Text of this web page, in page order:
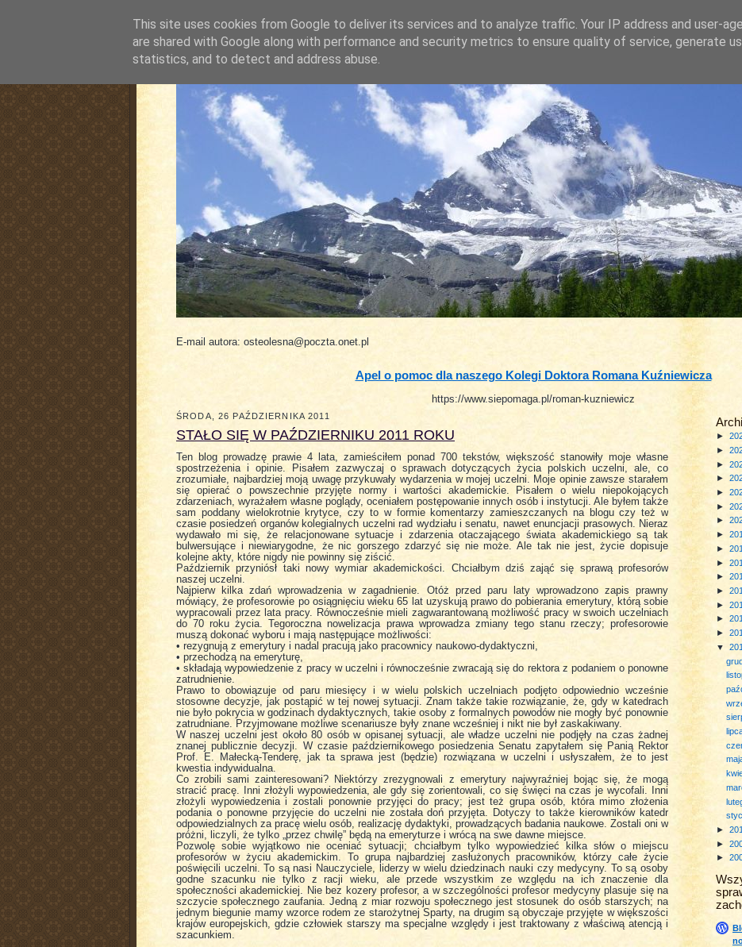
pluskiewicz.blogspot.com
E-mail autora: osteolesna@poczta.onet.pl
Apel o pomoc dla naszego Kolegi Doktora Romana Kuźniewicza
https://www.siepomaga.pl/roman-kuzniewicz
►
►
►
►
►
►
►
►
►
►
►
►
►
►
►
▼
►
►
►
ŚRODA, 26 PAŹDZIERNIKA 2011
STAŁO SIĘ W PAŹDZIERNIKU 2011 ROKU
Ten blog prowadzę prawie 4 lata, zamieściłem ponad 700 tekstów, większość stanowiły moje własne
spostrzeżenia i opinie. Pisałem zazwyczaj o sprawach dotyczących życia polskich uczelni, ale, co
zrozumiałe, najbardziej moją uwagę przykuwały wydarzenia w mojej uczelni. Moje opinie zawsze starałem
się opierać o powszechnie przyjęte normy i wartości akademickie. Pisałem o wielu niepokojących
zdarzeniach, wyrażałem własne poglądy, oceniałem postępowanie innych osób i instytucji. Ale byłem także
sam poddany wielokrotnie krytyce, czy to w formie komentarzy zamieszczanych na blogu czy też w
czasie posiedzeń organów kolegialnych uczelni rad wydziału i senatu, nawet enuncjacji prasowych. Nieraz
wydawało mi się, że relacjonowane sytuacje i zdarzenia otaczającego świata akademickiego są tak
bulwersujące i niewiarygodne, że nic gorszego zdarzyć się nie może. Ale tak nie jest, życie dopisuje
kolejne akty, które nigdy nie powinny się ziścić.
Październik przyniósł taki nowy wymiar akademickości. Chciałbym dziś zająć się sprawą profesorów
naszej uczelni.
Najpierw kilka zdań wprowadzenia w zagadnienie. Otóż przed paru laty wprowadzono zapis prawny
mówiący, że profesorowie po osiągnięciu wieku 65 lat uzyskują prawo do pobierania emerytury, którą sobie
wypracowali przez lata pracy. Równocześnie mieli zagwarantowaną możliwość pracy w swoich uczelniach
do 70 roku życia. Tegoroczna nowelizacja prawa wprowadza zmiany tego stanu rzeczy; profesorowie
muszą dokonać wyboru i mają następujące możliwości:
• rezygnują z emerytury i nadal pracują jako pracownicy naukowo-dydaktyczni,
• przechodzą na emeryturę,
• składają wypowiedzenie z pracy w uczelni i równocześnie zwracają się do rektora z podaniem o ponowne
zatrudnienie.
Prawo to obowiązuje od paru miesięcy i w wielu polskich uczelniach podjęto odpowiednio wcześnie
stosowne decyzje, jak postąpić w tej nowej sytuacji. Znam także takie rozwiązanie, że, gdy w katedrach
nie było pokrycia w godzinach dydaktycznych, takie osoby z formalnych powodów nie mogły być ponownie
zatrudniane. Przyjmowane możliwe scenariusze były znane wcześniej i nikt nie był zaskakiwany.
W naszej uczelni jest około 80 osób w opisanej sytuacji, ale władze uczelni nie podjęły na czas żadnej
znanej publicznie decyzji. W czasie październikowego posiedzenia Senatu zapytałem się Panią Rektor
Prof. E. Małecką-Tenderę, jak ta sprawa jest (będzie) rozwiązana w uczelni i usłyszałem, że to jest
kwestia indywidualna.
Co zrobili sami zainteresowani? Niektórzy zrezygnowali z emerytury najwyraźniej bojąc się, że mogą
stracić pracę. Inni złożyli wypowiedzenia, ale gdy się zorientowali, co się święci na czas je wycofali. Inni
złożyli wypowiedzenia i zostali ponownie przyjęci do pracy; jest też grupa osób, która mimo złożenia
podania o ponowne przyjęcie do uczelni nie została doń przyjęta. Dotyczy to także kierowników katedr
odpowiedzialnych za pracę wielu osób, realizację dydaktyki, prowadzących badania naukowe. Zostali oni w
próżni, liczyli, że tylko „przez chwilę” będą na emeryturze i wrócą na swe dawne miejsce.
Pozwolę sobie wyjątkowo nie oceniać sytuacji; chciałbym tylko wypowiedzieć kilka słów o miejscu
profesorów w życiu akademickim. To grupa najbardziej zasłużonych pracowników, którzy całe życie
poświęcili uczelni. To są nasi Nauczyciele, liderzy w wielu dziedzinach nauki czy medycyny. To są osoby
godne szacunku nie tylko z racji wieku, ale przede wszystkim ze względu na ich znaczenie dla
społeczności akademickiej. Nie bez kozery profesor, a w szczególności profesor medycyny plasuje się na
szczycie społecznego zaufania. Jedną z miar rozwoju społecznego jest stosunek do osób starszych; na
jednym biegunie mamy wzorce rodem ze starożytnej Sparty, na drugim są obyczaje przyjęte w większości
krajów europejskich, gdzie człowiek starszy ma specjalne względy i jest traktowany z właściwą atencją i
szacunkiem.
This site uses cookies from Google to deliver its services and to analyze traffic. Your IP address and user-
are shared with Google along with performance and security metrics to ensure quality of service, generate
statistics, and to detect and address abuse.